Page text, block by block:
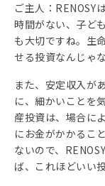
ご主人：RENOSY
時間がない、子ど
も大切ですね。生
せる投資なんじゃ
また、安定収入が
に、細かいことを
産投資は、場合に
にお金がかかるこ
ないので、
ば、これほどいい